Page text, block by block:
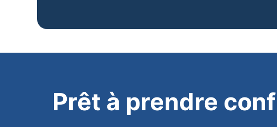
Prêt à prendre